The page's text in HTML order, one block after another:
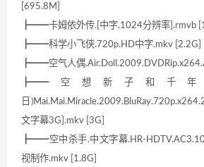
[695.8M]
┣━━卡姆依外传.[中字.1024分辨率].rmvb
┣━━科学小飞侠.720p.HD中字.mkv [2.2G]
┣━━空气人偶
┣━━空想新子和千
日
文字幕3G].mkv [3G]
┣━━空中杀手.中文字幕.HR-
视制作.mkv [1.8G]